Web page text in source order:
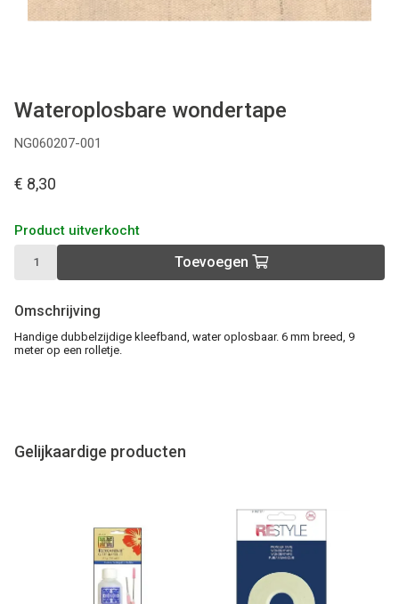
Wateroplosbare wondertape
NG060207-001
€ 8,30
Product uitverkocht
Toevoegen
Omschrijving
Handige dubbelzijdige kleefband, water oplosbaar. 6 mm breed, 9
meter op een rolletje.
Gelijkaardige producten